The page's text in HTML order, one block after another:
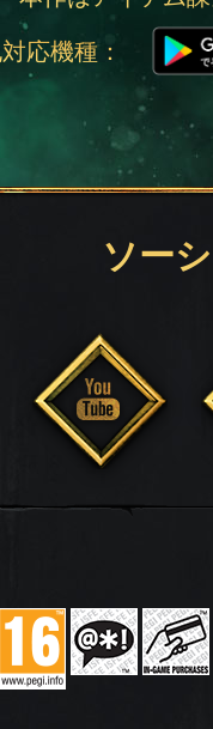
応機種：
ソー